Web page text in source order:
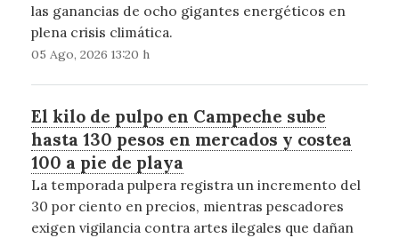
las ganancias de ocho gigantes energéticos en
plena crisis climática.
05 Ago, 2026 13:20 h
El kilo de pulpo en Campeche sube
hasta 130 pesos en mercados y costea
100 a pie de playa
La temporada pulpera registra un incremento del
30 por ciento en precios, mientras pescadores
exigen vigilancia contra artes ilegales que dañan